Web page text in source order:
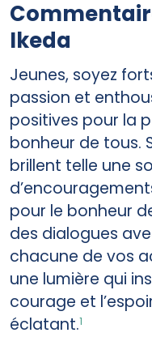
Ikeda
Jeunes, soyez
passion et
positives pour la
bonheur de tous.
brillent telle une
pour le bonheur
des dialogues
chacune de vos
une lumière qui
courage et
éclatant.1